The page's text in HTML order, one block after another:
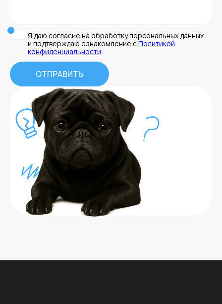
Я даю согласие на обработку персональных данных
и подтверждаю ознакомление сПолитикой
конфиденциальности
ОТПРАВИТЬ